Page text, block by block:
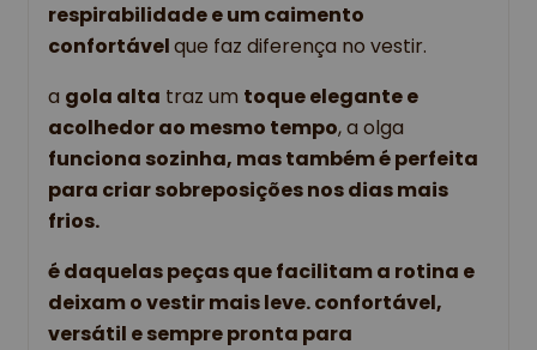
respirabilidade e um caimento
confortável que faz diferença no vestir.
a gola alta traz um toque elegante e
acolhedor ao mesmo tempo
funciona sozinha, mas também é perfeita
para criar sobreposições nos dias mais
frios.
é daquelas peças que facilitam a rotina e
deixam o vestir mais leve. confortável,
versátil e sempre pronta para